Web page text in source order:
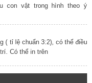
con vật trong hình theo ý
( tỉ lệ chuẩn 3:2), có thể điều
Có thể in trên